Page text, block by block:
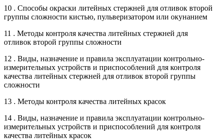
10 . Способы окраски литейных стержней для отливок второй
группы сложности кистью, пульверизатором или окунанием
11 . Методы контроля качества литейных стержней для
отливок второй группы сложности
12 . Виды, назначение и правила эксплуатации контрольно-
измерительных устройств и приспособлений для контроля
качества литейных стержней для отливок второй группы
сложности
13 . Методы контроля качества литейных красок
14 . Виды, назначение и правила эксплуатации контрольно-
измерительных устройств и приспособлений для контроля
качества литейных красок